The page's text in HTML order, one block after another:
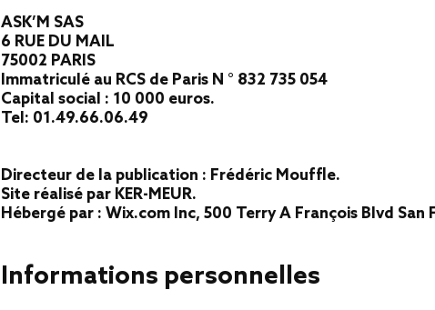
ASK’M SAS
6 RUE DU MAIL
75002 PARIS
Immatriculé au RCS de Paris N ° 832 735 054
Capital social : 10 000 euros.
Tel: 01.49.66.06.49
Directeur de la publication : Frédéric Mouffle.
Site réalisé par KER-MEUR.
Hébergé par : Wix.com Inc, 500 Terry A François Blvd
Informations personnelles